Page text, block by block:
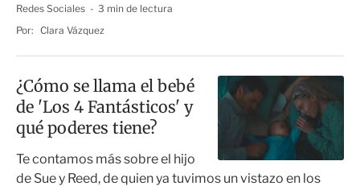
Redes Sociales
3 min de lectura
Por: Clara Vázquez
¿Cómo se llama el bebé
de 'Los 4 Fantásticos' y
qué poderes tiene?
Te contamos más sobre el hijo
de Sue y Reed, de quien ya tuvimos un vistazo en los